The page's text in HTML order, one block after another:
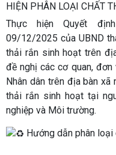
HIỆN PHÂN LOẠI CHẤT
Thực hiện Quyết
09/12/2025 của UBND
thải rắn sinh hoạt trên
đề nghị các cơ quan,
Nhân dân trên địa bàn
thải rắn sinh hoạt tại
nghiệp và Môi trường.
Hướng dẫn phân